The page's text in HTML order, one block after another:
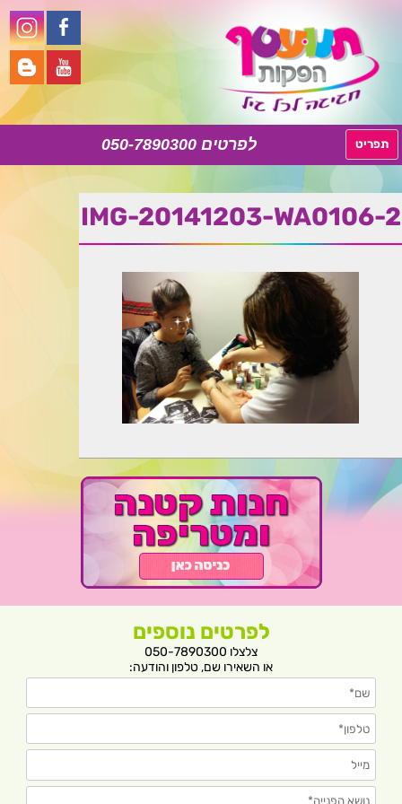
050-7890300 תפריט
לתוכן
IMG-20141203-WA0106-2
לפרטים נוספים
צלצלו 050-7890300
או השאירו שם, טלפון והודעה: